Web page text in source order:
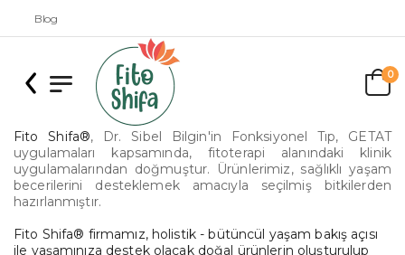
Blog
0
Fito Shifa®, Dr. Sibel Bilgin'in Fonksiyonel Tıp, GETAT
uygulamaları kapsamında, fitoterapi alanındaki klinik
uygulamalarından doğmuştur. Ürünlerimiz, sağlıklı yaşam
becerilerini desteklemek amacıyla seçilmiş bitkilerden
hazırlanmıştır.
Fito Shifa® firmamız, holistik - bütüncül yaşam bakış açısı
ile yaşamınıza destek olacak doğal ürünlerin oluşturulup